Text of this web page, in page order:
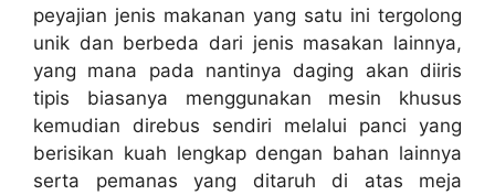
peyajian jenis makanan yang satu ini tergolong
unik dan berbeda dari jenis masakan lainnya,
yang mana pada nantinya daging akan diiris
tipis biasanya menggunakan mesin khusus
kemudian direbus sendiri melalui panci yang
berisikan kuah lengkap dengan bahan lainnya
serta pemanas yang ditaruh di atas meja